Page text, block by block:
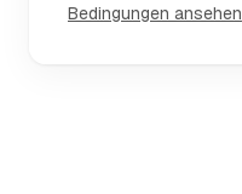
Bedingungen ansehen